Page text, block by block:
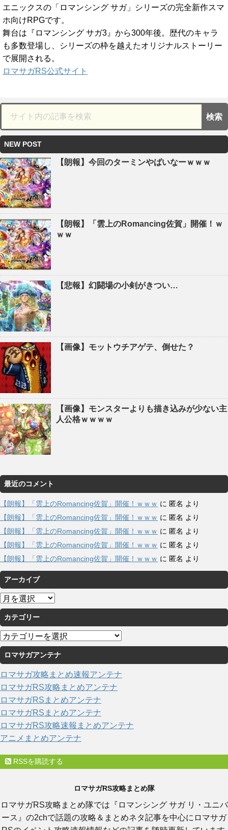
エニックスの「ロマンシング サガ」シリーズの完全新作スマ
ホ向けRPGです。
舞台は『ロマンシング サガ3』から300年後。歴代のキャラ
も多数登場し、シリーズの枠を越えたオリジナルストーリー
で展開される。
ロマサガRS公式サイト
NEW POST
【朗報】今回のターミンやばいなーｗｗｗ
【朗報】「雲上のRomancing佐賀」開催！ｗ
ｗｗ
【悲報】幻闘場の小剣がきつい…
【画像】モットウチアゲテ、倒せた？
【画像】モンスターよりも描き込みが少ない主
人公格ｗｗｗｗ
最近のコメント
【朗報】「雲上のRomancing佐賀」開催！ｗｗｗ に 匿名 より
【朗報】「雲上のRomancing佐賀」開催！ｗｗｗ に 匿名 より
【朗報】「雲上のRomancing佐賀」開催！ｗｗｗ に 匿名 より
【朗報】「雲上のRomancing佐賀」開催！ｗｗｗ に 匿名 より
【朗報】「雲上のRomancing佐賀」開催！ｗｗｗ に 匿名 より
アーカイブ
ア
ー
カ
イ
ブ
カテゴリー
カ
テ
ゴ
リ
ー
ロマサガアンテナ
ロマサガ攻略まとめ速報アンテナ
ロマサガRS攻略まとめアンテナ
ロマサガRSまとめアンテナ
ロマサガRSまとめアンテナ
ロマサガRS攻略速報まとめアンテナ
アニメまとめアンテナ
RSSを購読する
ロマサガRS攻略まとめ隊
ロマサガRS攻略まとめ隊では『ロマンシング サガ リ・ユニバ
ース』の2chで話題の攻略＆まとめネタ記事を中心にロマサガ